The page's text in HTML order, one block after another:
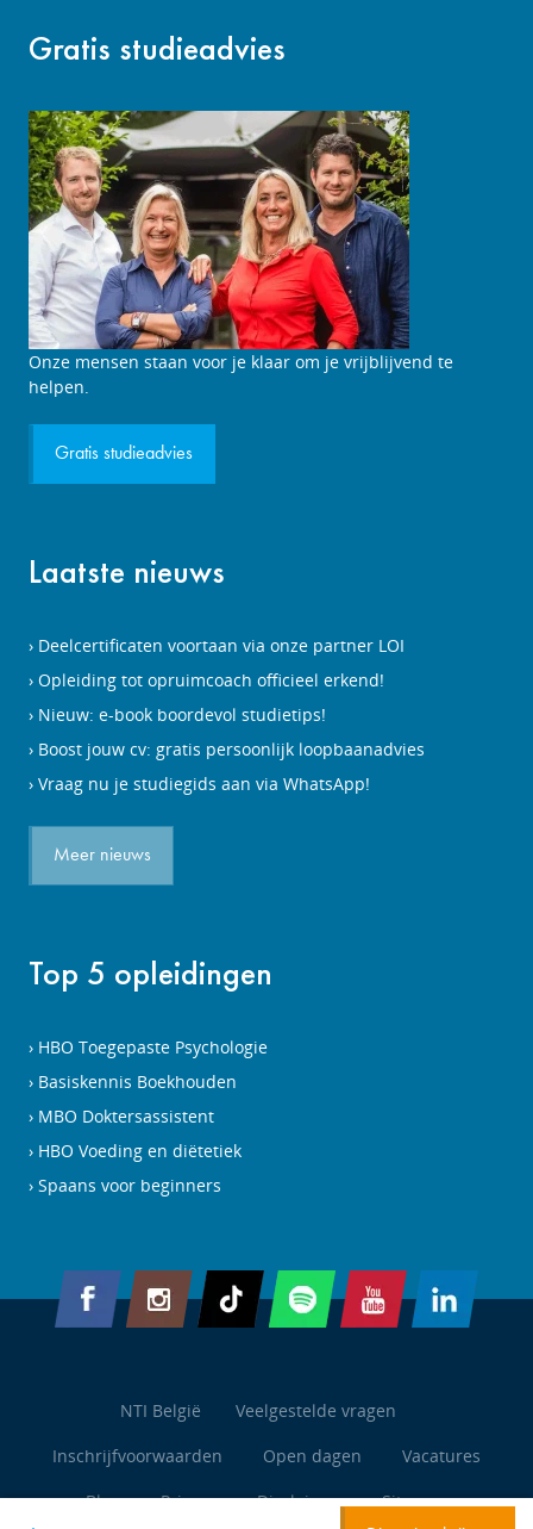
Gratis studieadvies
Studieadviesgesprek
aanvragen
Onze mensen staan voor je klaar om je vrijblijvend te
helpen.
Gratis studieadvies
Laatste nieuws
Deelcertificaten voortaan via onze partner LOI
Opleiding tot opruimcoach officieel erkend!
Nieuw: e-book boordevol studietips!
Boost jouw cv: gratis persoonlijk loopbaanadvies
Vraag nu je studiegids aan via WhatsApp!
Meer nieuws
Top 5 opleidingen
HBO Toegepaste Psychologie
Basiskennis Boekhouden
MBO Doktersassistent
HBO Voeding en diëtetiek
Spaans voor beginners
NTI België
Veelgestelde vragen
Inschrijfvoorwaarden
Open dagen
Vacatures
Blog
Privacy Disclaimer Sitemap